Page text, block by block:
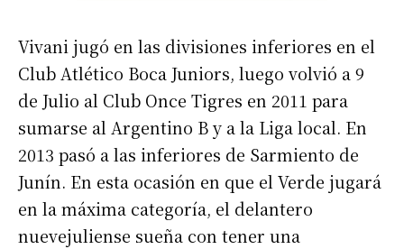
Vivani jugó en las divisiones inferiores en el
Club Atlético Boca Juniors, luego volvió a 9
de Julio al Club Once Tigres en 2011 para
sumarse al Argentino B y a la Liga local. En
2013 pasó a las inferiores de Sarmiento de
Junín. En esta ocasión en que el Verde jugará
en la máxima categoría, el delantero
nuevejuliense sueña con tener una